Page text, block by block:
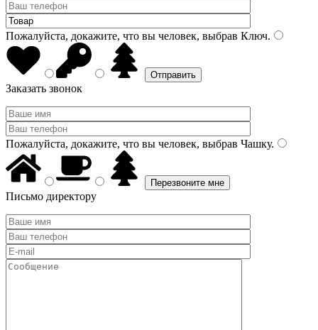
Пожалуйста, докажите, что вы человек, выбрав Ключ.
Заказать звонок
Пожалуйста, докажите, что вы человек, выбрав Чашку.
Письмо директору